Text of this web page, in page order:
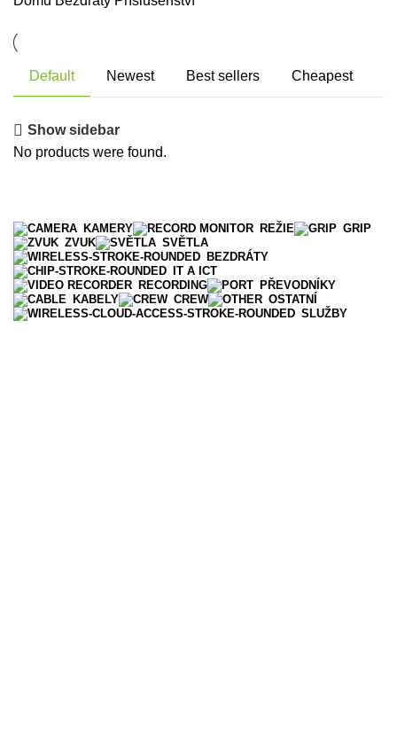
KAMERY REŽIE
GRIP
ZVUK
SVĚTLA
BEZDRÁTY
IT A ICT
RECORDING
PŘEVODNÍKY
KABELY
CREW
OSTATNÍ
SLUŽBY
Default Newest Best sellers Cheapest
Show sidebar
No products were found.